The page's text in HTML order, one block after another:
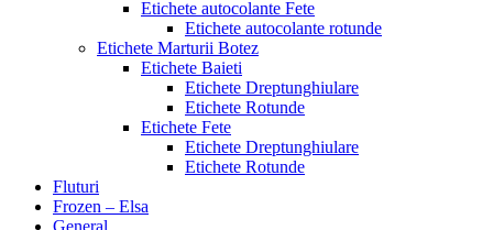
Etichete autocolante Fete
Etichete autocolante rotunde
Etichete Marturii Botez
Etichete Baieti
Etichete Dreptunghiulare
Etichete Rotunde
Etichete Fete
Etichete Dreptunghiulare
Etichete Rotunde
Fluturi
Frozen – Elsa
General